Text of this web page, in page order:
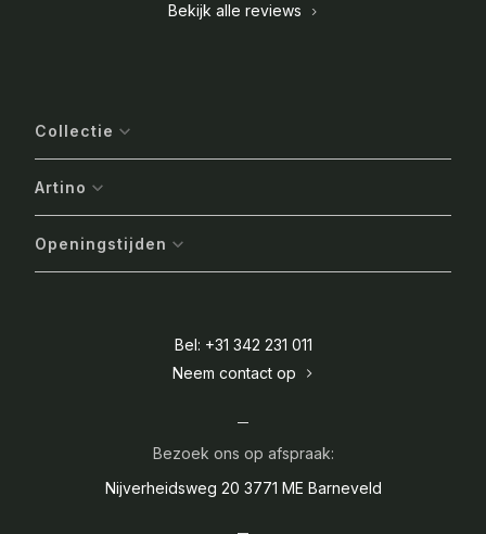
Bekijk alle reviews
Bel: +31 342 231 011
Neem contact op
Bezoek ons op afspraak:
Nijverheidsweg 20 3771 ME Barneveld
Collectie
Artino
Openingstijden